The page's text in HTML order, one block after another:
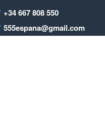
+34 667 808 550
555espana@gmail.com